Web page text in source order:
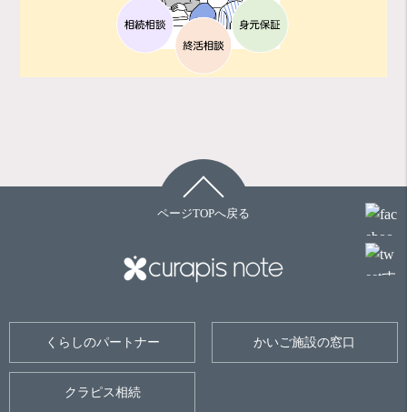
ページTOPへ戻る
くらしのパートナー かいご施設の窓口
クラピス相続